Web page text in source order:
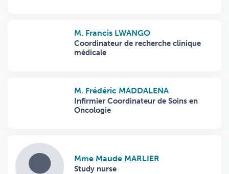
M. Francis LWANGO
Coordinateur de recherche clinique
médicale
M. Frédéric MADDALENA
Infirmier Coordinateur de Soins en
Oncologie
Mme Maude MARLIER
Study nurse